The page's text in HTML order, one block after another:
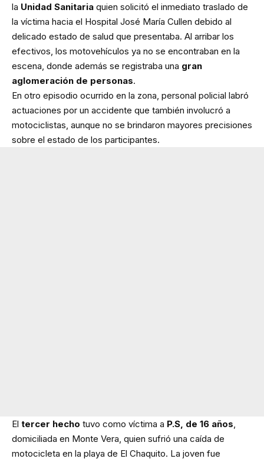
la Unidad Sanitaria quien solicitó el inmediato traslado de
la víctima hacia el Hospital José María Cullen debido al
delicado estado de salud que presentaba. Al arribar los
efectivos, los motovehículos ya no se encontraban en la
escena, donde además se registraba una gran
aglomeración de personas.
En otro episodio ocurrido en la zona, personal policial labró
actuaciones por un accidente que también involucró a
motociclistas, aunque no se brindaron mayores precisiones
sobre el estado de los participantes.
El tercer hecho tuvo como víctima a P.S, de 16 años,
domiciliada en Monte Vera, quien sufrió una caída de
motocicleta en la playa de El Chaquito. La joven fue